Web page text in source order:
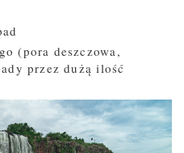
(pora deszczowa,
przez dużą ilość